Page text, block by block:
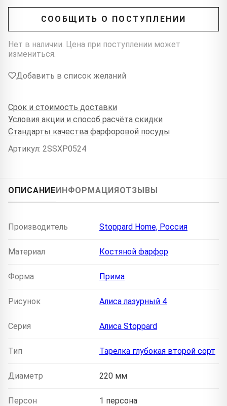
СООБЩИТЬ О ПОСТУПЛЕНИИ
Нет в наличии. Цена при поступлении может
измениться.
Добавить в список желаний
Срок и стоимость доставки
Условия акции и способ расчёта скидки
Стандарты качества фарфоровой посуды
Артикул: 2SSXP0524
ОПИСАНИЕИНФОРМАЦИЯОТЗЫВЫ
Производитель Stoppard Home, Россия
Материал Костяной фарфор
Форма Прима
Рисунок Алиса лазурный 4
Серия Алиса Stoppard
Тип Тарелка глубокая второй сорт
Диаметр 220 мм
Персон 1 персона